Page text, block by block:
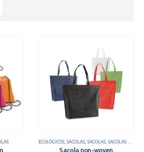
ECOLÓGICOS, SACOLAS, SACOLAS, SACOLAS E MOCHILAS
Sacola non-woven